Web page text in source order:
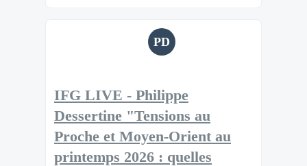
PD
IFG LIVE - Philippe
Dessertine "Tensions au
Proche et Moyen-Orient au
printemps 2026 : quelles